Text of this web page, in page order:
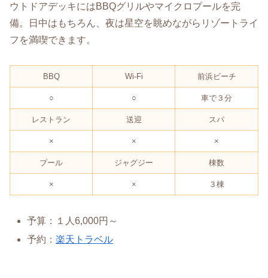
ウトドアデッキにはBBQグリルやマイクロプールを完
備。日中はもちろん、夜は星空を眺めながらリゾートライ
フを満喫できます。
BBQ Wi-Fi 前浜ビーチ
○ ○ 車で３分
レストラン 送迎 スパ
× × ×
プール ジャグジー 棟数
× × ３棟
予算：１人6,000円～
予約：楽天トラベル